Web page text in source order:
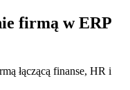
firmą w ERP
łączącą finanse, HR i